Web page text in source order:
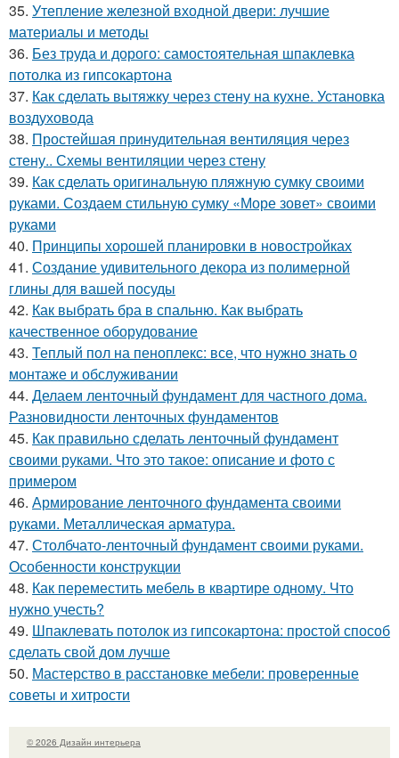
35. Утепление железной входной двери: лучшие
материалы и методы
36. Без труда и дорого: самостоятельная шпаклевка
потолка из гипсокартона
37. Как сделать вытяжку через стену на кухне. Установка
воздуховода
38. Простейшая принудительная вентиляция через
стену.. Схемы вентиляции через стену
39. Как сделать оригинальную пляжную сумку своими
руками. Создаем стильную сумку «Море зовет» своими
руками
40. Принципы хорошей планировки в новостройках
41. Создание удивительного декора из полимерной
глины для вашей посуды
42. Как выбрать бра в спальню. Как выбрать
качественное оборудование
43. Теплый пол на пеноплекс: все, что нужно знать о
монтаже и обслуживании
44. Делаем ленточный фундамент для частного дома.
Разновидности ленточных фундаментов
45. Как правильно сделать ленточный фундамент
своими руками. Что это такое: описание и фото с
примером
46. Армирование ленточного фундамента своими
руками. Металлическая арматура.
47. Столбчато-ленточный фундамент своими руками.
Особенности конструкции
48. Как переместить мебель в квартире одному. Что
нужно учесть?
49. Шпаклевать потолок из гипсокартона: простой способ
сделать свой дом лучше
50. Мастерство в расстановке мебели: проверенные
советы и хитрости
© 2026 Дизайн интерьера